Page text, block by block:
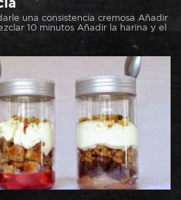
una consistencia cremosa Añadir
10 minutos Añadir la harina y el